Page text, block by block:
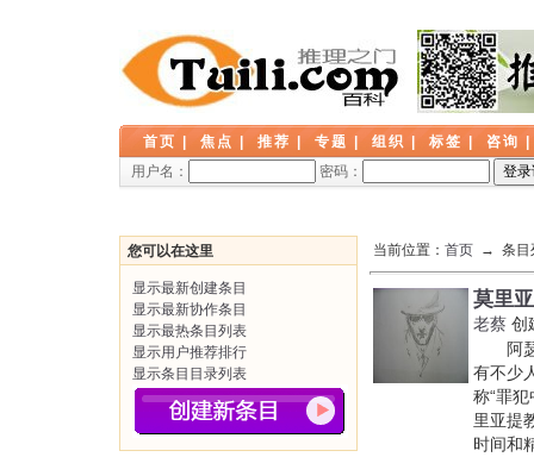
首页 焦点 推荐 专题 组织 标签 咨询
用户名：
密码：
您可以在这里
显示最新创建条目
显示最新协作条目
显示最热条目列表
显示用户推荐排行
显示条目目录列表
当前位置： 首页 → 条目
莫里
老蔡 创
阿瑟·
有不少
称“罪
里亚提
时间和